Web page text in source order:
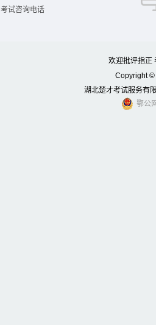
考试咨询电话
欢迎批评指正
Copyright ©
湖北楚才考试服务有
鄂公